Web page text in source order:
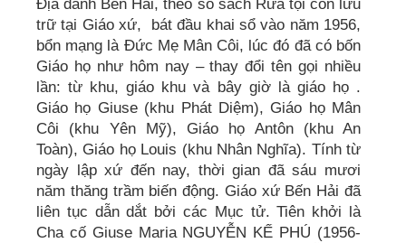
Địa danh Bến Hải, theo sổ sách Rửa tội còn lưu
trữ tại Giáo xứ, bát đầu khai sổ vào năm 1956,
bổn mạng là Đức Mẹ Mân Côi, lúc đó đã có bốn
Giáo họ như hôm nay – thay đổi tên gọi nhiều
lần: từ khu, giáo khu và bây giờ là giáo họ .
Giáo họ Giuse (khu Phát Diệm), Giáo họ Mân
Côi (khu Yên Mỹ), Giáo họ Antôn (khu An
Toàn), Giáo họ Louis (khu Nhân Nghĩa). Tính từ
ngày lập xứ đến nay, thời gian đã sáu mươi
năm thăng trầm biến động. Giáo xứ Bến Hải đã
liên tục dẫn dắt bởi các Mục tử. Tiên khởi là
Cha cố Giuse Maria NGUYỄN KẾ PHÚ (1956-